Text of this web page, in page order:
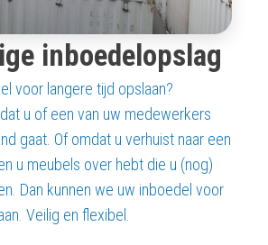
inboedelopslag
voor langere tijd opslaan?
u of een van uw medewerkers
gaat. Of omdat u verhuist naar een
u meubels over hebt die u (nog)
Dan kunnen we uw inboedel voor
Veilig en flexibel.